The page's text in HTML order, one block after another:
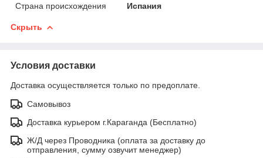
Страна происхождения
Испания
Скрыть
Условия доставки
Доставка осуществляется только по предоплате.
Самовывоз
Доставка курьером г.Караганда (Бесплатно)
Ж/Д через Проводника (оплата за доставку до
отправления, сумму озвучит менеджер)